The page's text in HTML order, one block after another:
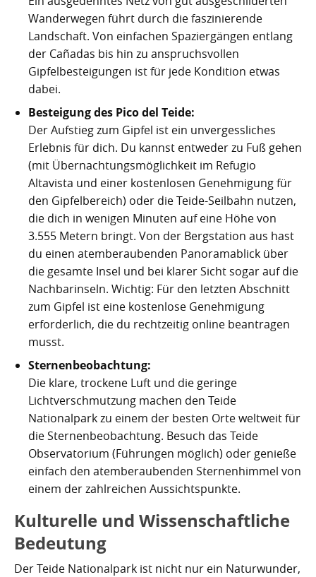
Wanderwegen führt durch die faszinierende
Landschaft. Von einfachen Spaziergängen entlang
der Cañadas bis hin zu anspruchsvollen
Gipfelbesteigungen ist für jede Kondition etwas
dabei.
Besteigung des Pico del Teide:
Der Aufstieg zum Gipfel ist ein unvergessliches
Erlebnis für dich. Du kannst entweder zu Fuß gehen
(mit Übernachtungsmöglichkeit im Refugio
Altavista und einer kostenlosen Genehmigung für
den Gipfelbereich) oder die Teide-Seilbahn nutzen,
die dich in wenigen Minuten auf eine Höhe von
3.555 Metern bringt. Von der Bergstation aus hast
du einen atemberaubenden Panoramablick über
die gesamte Insel und bei klarer Sicht sogar auf die
Nachbarinseln. Wichtig: Für den letzten Abschnitt
zum Gipfel ist eine kostenlose Genehmigung
erforderlich, die du rechtzeitig online beantragen
musst.
Sternenbeobachtung:
Die klare, trockene Luft und die geringe
Lichtverschmutzung machen den Teide
Nationalpark zu einem der besten Orte weltweit für
die Sternenbeobachtung. Besuch das Teide
Observatorium (Führungen möglich) oder genieße
einfach den atemberaubenden Sternenhimmel von
einem der zahlreichen Aussichtspunkte.
Kulturelle und Wissenschaftliche
Bedeutung
Der Teide Nationalpark ist nicht nur ein Naturwunder,